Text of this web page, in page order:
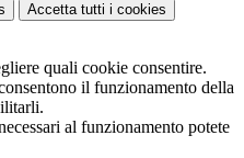
Accetta tutti i cookies
quali cookie consentire.
il funzionamento della
al funzionamento potete